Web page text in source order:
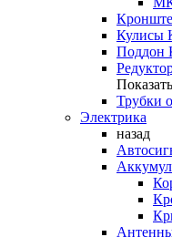
Кулисы
Поддон
Трубки
Электрика
назад